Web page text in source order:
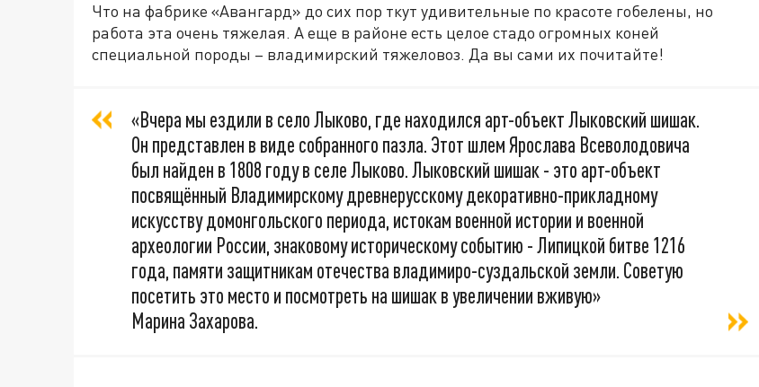
Что на фабрике «Авангард» до сих пор ткут удивительные по красоте гобелены, но
работа эта очень тяжелая. А еще в районе есть целое стадо огромных коней
специальной породы – владимирский тяжеловоз. Да вы сами их почитайте!
«Вчера мы ездили в село Лыково, где находился арт-объект Лыковский шишак.
Он представлен в виде собранного пазла. Этот шлем Ярослава Всеволодовича
был найден в 1808 году в селе Лыково. Лыковский шишак - это арт-объект
посвящённый Владимирскому древнерусскому декоративно-прикладному
искусству домонгольского периода, истокам военной истории и военной
археологии России, знаковому историческому событию - Липицкой битве 1216
года, памяти защитникам отечества владимиро-суздальской земли. Советую
посетить это место и посмотреть на шишак в увеличении вживую»
Марина Захарова.